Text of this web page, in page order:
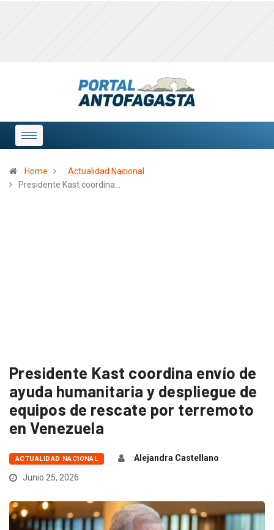
Home
Actualidad Nacional
Presidente Kast coordina…
Presidente Kast coordina envío de
ayuda humanitaria y despliegue de
equipos de rescate por terremoto
en Venezuela
ACTUALIDAD NACIONAL
Alejandra Castellano
Junio 25, 2026